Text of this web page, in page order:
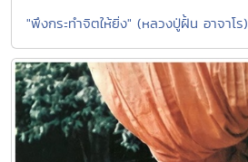
"พึงกระทำจิตให้ยิ่ง" (หลวงปู่ฝั้น อาจาโร)